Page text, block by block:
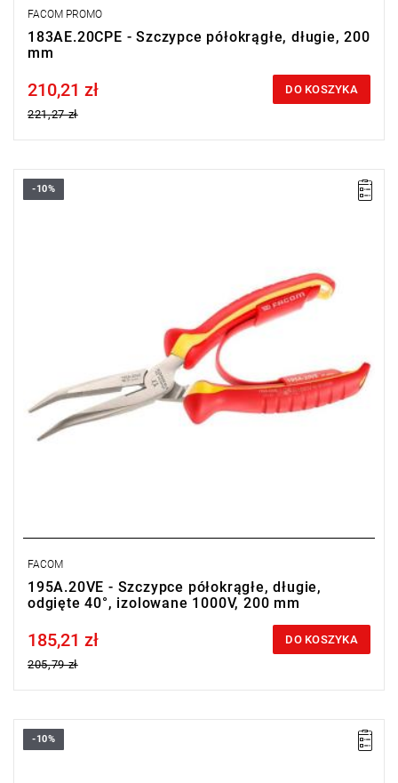
FACOM PROMO
183AE.20CPE - Szczypce półokrągłe, długie, 200
mm
Price tax included
210,21 zł
221,27 zł
DO KOSZYKA
• Długość: 200 mm
-10%
FACOM
195A.20VE - Szczypce półokrągłe, długie,
odgięte 40°, izolowane 1000V, 200 mm
Price tax included
185,21 zł
205,79 zł
DO KOSZYKA
• Długość: 160 mm
-10%